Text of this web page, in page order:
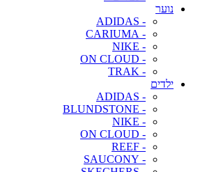
נוער
- ADIDAS
- CARIUMA
- NIKE
- ON CLOUD
- TRAK
ילדים
- ADIDAS
- BLUNDSTONE
- NIKE
- ON CLOUD
- REEF
- SAUCONY